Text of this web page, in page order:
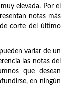
elevada. Por el
notas más
corte del último
variar de un
las notas del
que desean
en ningún